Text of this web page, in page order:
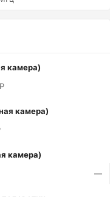
камера)
камера)
камера)
—